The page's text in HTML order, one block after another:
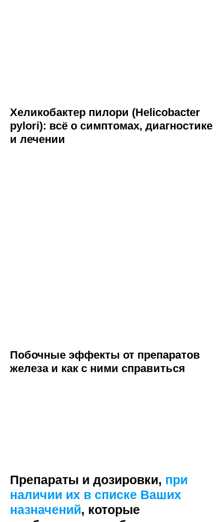
Хеликобактер пилори (Helicobacter
pylori): всё о симптомах, диагностике
и лечении
Побочные эффекты от препаратов
железа и как с ними справиться
Препараты и дозировки, при
наличии их в списке Ваших
назначений, которые